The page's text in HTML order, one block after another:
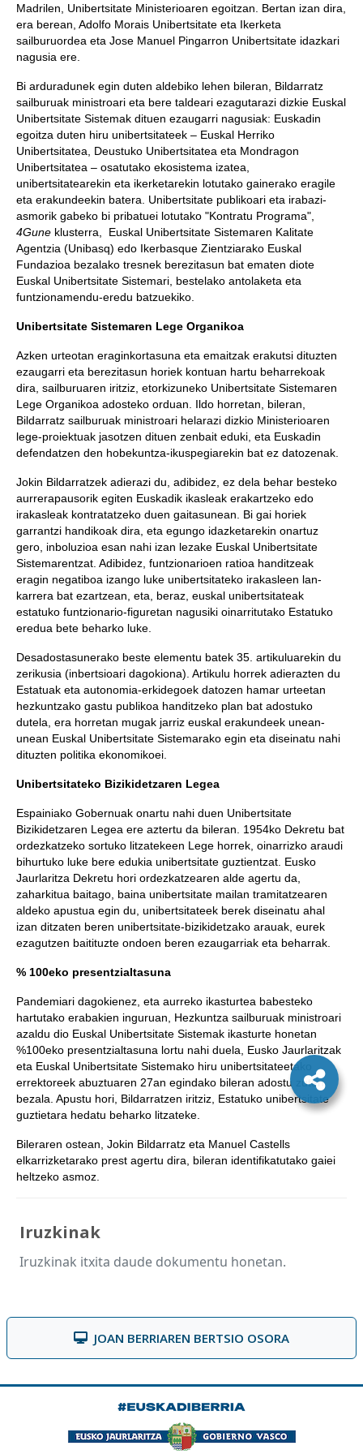
Madrilen, Unibertsitate Ministerioaren egoitzan. Bertan izan dira,
era berean, Adolfo Morais Unibertsitate eta Ikerketa
sailburuordea eta Jose Manuel Pingarron Unibertsitate idazkari
nagusia ere.
Bi arduradunek egin duten aldebiko lehen bileran, Bildarratz
sailburuak ministroari eta bere taldeari ezagutarazi dizkie Euskal
Unibertsitate Sistemak dituen ezaugarri nagusiak: Euskadin
egoitza duten hiru unibertsitateek – Euskal Herriko
Unibertsitatea, Deustuko Unibertsitatea eta Mondragon
Unibertsitatea – osatutako ekosistema izatea,
unibertsitatearekin eta ikerketarekin lotutako gainerako eragile
eta erakundeekin batera. Unibertsitate publikoari eta irabazi-
asmorik gabeko bi pribatuei lotutako "Kontratu Programa",
4Gune klusterra, Euskal Unibertsitate Sistemaren Kalitate
Agentzia (Unibasq) edo Ikerbasque Zientziarako Euskal
Fundazioa bezalako tresnek berezitasun bat ematen diote
Euskal Unibertsitate Sistemari, bestelako antolaketa eta
funtzionamendu-eredu batzuekiko.
Unibertsitate Sistemaren Lege Organikoa
Azken urteotan eraginkortasuna eta emaitzak erakutsi dituzten
ezaugarri eta berezitasun horiek kontuan hartu beharrekoak
dira, sailburuaren iritziz, etorkizuneko Unibertsitate Sistemaren
Lege Organikoa adosteko orduan. Ildo horretan, bileran,
Bildarratz sailburuak ministroari helarazi dizkio Ministerioaren
lege-proiektuak jasotzen dituen zenbait eduki, eta Euskadin
defendatzen den hobekuntza-ikuspegiarekin bat ez datozenak.
Jokin Bildarratzek adierazi du, adibidez, ez dela behar besteko
aurrerapausorik egiten Euskadik ikasleak erakartzeko edo
irakasleak kontratatzeko duen gaitasunean. Bi gai horiek
garrantzi handikoak dira, eta egungo idazketarekin onartuz
gero, inboluzioa esan nahi izan lezake Euskal Unibertsitate
Sistemarentzat. Adibidez, funtzionarioen ratioa handitzeak
eragin negatiboa izango luke unibertsitateko irakasleen lan-
karrera bat ezartzean, eta, beraz, euskal unibertsitateak
estatuko funtzionario-figuretan nagusiki oinarritutako Estatuko
eredua bete beharko luke.
Desadostasunerako beste elementu batek 35. artikuluarekin du
zerikusia (inbertsioari dagokiona). Artikulu horrek adierazten du
Estatuak eta autonomia-erkidegoek datozen hamar urteetan
hezkuntzako gastu publikoa handitzeko plan bat adostuko
dutela, era horretan mugak jarriz euskal erakundeek unean-
unean Euskal Unibertsitate Sistemarako egin eta diseinatu nahi
dituzten politika ekonomikoei.
Unibertsitateko Bizikidetzaren Legea
Espainiako Gobernuak onartu nahi duen Unibertsitate
Bizikidetzaren Legea ere aztertu da bileran. 1954ko Dekretu bat
ordezkatzeko sortuko litzatekeen Lege horrek, oinarrizko araudi
bihurtuko luke bere edukia unibertsitate guztientzat. Eusko
Jaurlaritza Dekretu hori ordezkatzearen alde agertu da,
zaharkitua baitago, baina unibertsitate mailan tramitatzearen
aldeko apustua egin du, unibertsitateek berek diseinatu ahal
izan ditzaten beren unibertsitate-bizikidetzako arauak, eurek
ezagutzen baitituzte ondoen beren ezaugarriak eta beharrak.
% 100eko presentzialtasuna
Pandemiari dagokienez, eta aurreko ikasturtea babesteko
hartutako erabakien inguruan, Hezkuntza sailburuak ministroari
azaldu dio Euskal Unibertsitate Sistemak ikasturte honetan
%100eko presentzialtasuna lortu nahi duela, Eusko Jaurlaritzak
eta Euskal Unibertsitate Sistemako hiru unibertsitateetako
errektoreek abuztuaren 27an egindako bileran adostu zuten
bezala. Apustu hori, Bildarratzen iritziz, Estatuko unibertsitate
guztietara hedatu beharko litzateke.
Bileraren ostean, Jokin Bildarratz eta Manuel Castells
elkarrizketarako prest agertu dira, bileran identifikatutako gaiei
heltzeko asmoz.
Iruzkinak
Iruzkinak itxita daude dokumentu honetan.
JOAN BERRIAREN BERTSIO OSORA